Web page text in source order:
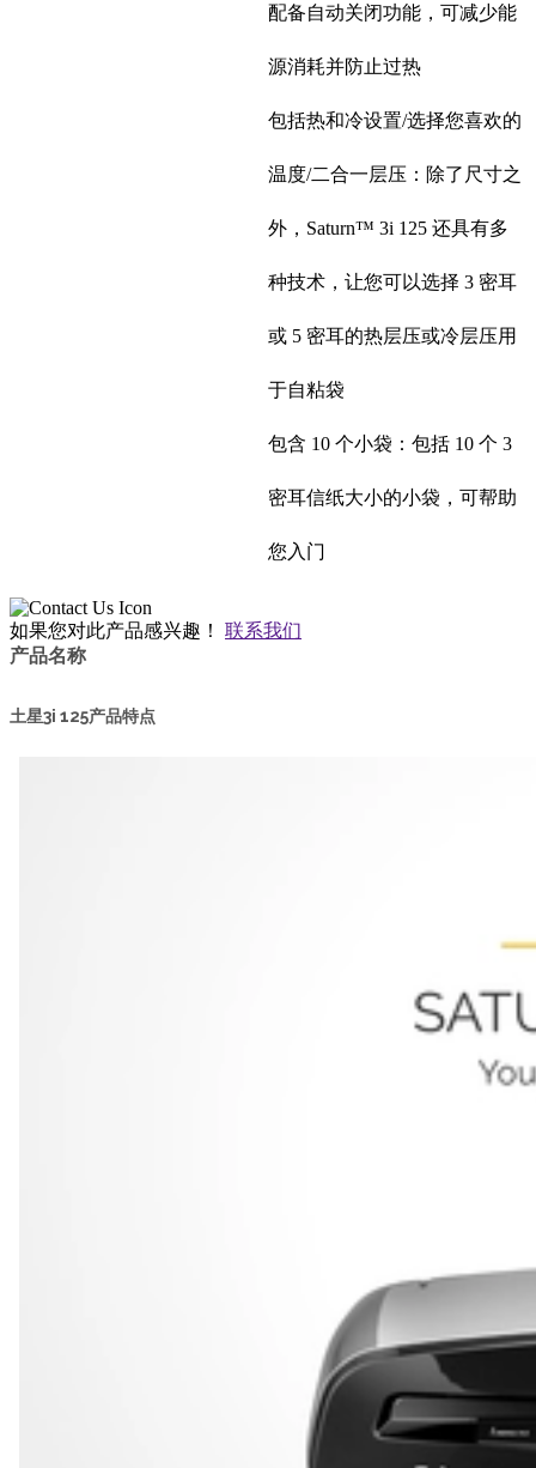
配备自动关闭功能，可减少能
源消耗并防止过热
包括热和冷设置/选择您喜欢的
温度/二合一层压：除了尺寸之
外，Saturn™ 3i 125 还具有多
种技术，让您可以选择 3 密耳
或 5 密耳的热层压或冷层压用
于自粘袋
包含 10 个小袋：包括 10 个 3
密耳信纸大小的小袋，可帮助
您入门
如果您对此产品感兴趣！ 联系我们
产品名称
土星3i 125产品特点